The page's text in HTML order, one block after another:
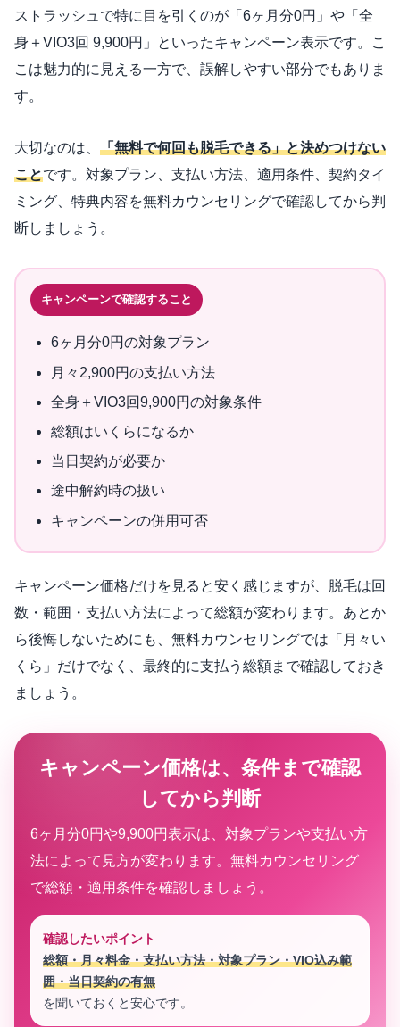
ストラッシュで特に目を引くのが「6ヶ月分0円」や「全
身＋VIO3回 9,900円」といったキャンペーン表示です。こ
こは魅力的に見える一方で、誤解しやすい部分でもありま
す。
大切なのは、 「無料で何回も脱毛できる」と決めつけない
ことです。対象プラン、支払い方法、適用条件、契約タイ
ミング、特典内容を無料カウンセリングで確認してから判
断しましょう。
キャンペーンで確認すること
6ヶ月分0円の対象プラン
月々2,900円の支払い方法
全身＋VIO3回9,900円の対象条件
総額はいくらになるか
当日契約が必要か
途中解約時の扱い
キャンペーンの併用可否
キャンペーン価格だけを見ると安く感じますが、脱毛は回
数・範囲・支払い方法によって総額が変わります。あとか
ら後悔しないためにも、無料カウンセリングでは「月々い
くら」だけでなく、最終的に支払う総額まで確認しておき
ましょう。
キャンペーン価格は、条件まで確認
してから判断
6ヶ月分0円や9,900円表示は、対象プランや支払い方
法によって見方が変わります。無料カウンセリング
で総額・適用条件を確認しましょう。
確認したいポイント
総額・月々料金・支払い方法・対象プラン・VIO込み範
囲・当日契約の有無
を聞いておくと安心です。